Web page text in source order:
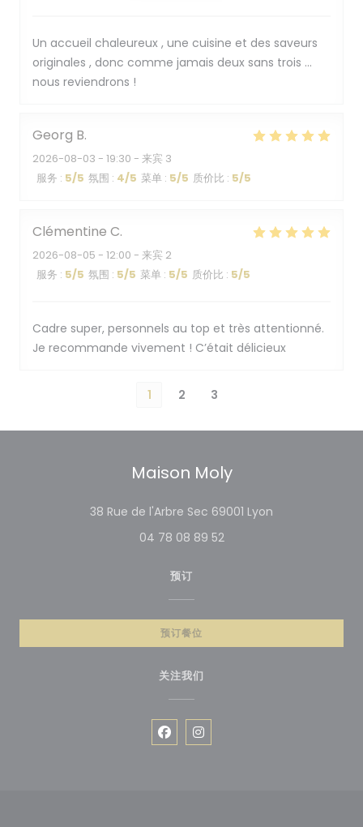
Un accueil chaleureux , une cuisine et des saveurs
originales , donc comme jamais deux sans trois …
nous reviendrons !
Georg B
2026-08-03 - 19:30 - 来宾 3
服务 : 5/5 氛围 : 4/5 菜单 : 5/5 质价比 : 5/5
Clémentine C
2026-08-05 - 12:00 - 来宾 2
服务 : 5/5 氛围 : 5/5 菜单 : 5/5 质价比 : 5/5
Cadre super, personnels au top et très attentionné.
Je recommande vivement ! C’était délicieux
1 2 3
Maison Moly
38 Rue de l'Arbre Sec 69001 Lyon
04 78 08 89 52
预订
预订餐位
关注我们
Facebook ((在新窗口中打开))
Instagram ((在新窗口中打